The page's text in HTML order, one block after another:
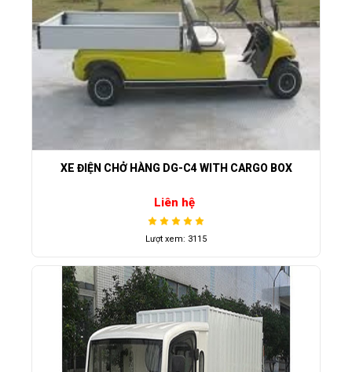
XE ĐIỆN CHỞ HÀNG DG-C4 WITH CARGO BOX
Liên hệ
Lượt xem: 3115